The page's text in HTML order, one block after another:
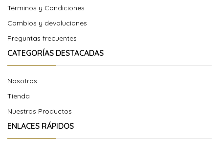
Términos y Condiciones
Cambios y devoluciones
Preguntas frecuentes
CATEGORÍAS DESTACADAS
Nosotros
Tienda
Nuestros Productos
ENLACES RÁPIDOS